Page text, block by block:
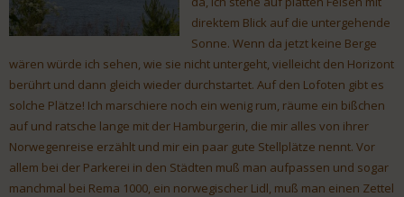
direktem Blick auf die untergehende
Sonne. Wenn da jetzt keine Berge
wären würde ich sehen, wie sie nicht untergeht, vielleicht den Horizont
berührt und dann gleich wieder durchstartet. Auf den Lofoten gibt es
solche Plätze! Ich marschiere noch ein wenig rum, räume ein bißchen
auf und ratsche lange mit der Hamburgerin, die mir alles von ihrer
Norwegenreise erzählt und mir ein paar gute Stellplätze nennt. Vor
allem bei der Parkerei in den Städten muß man aufpassen und sogar
manchmal bei Rema 1000, ein norwegischer Lidl, muß man einen Zettel